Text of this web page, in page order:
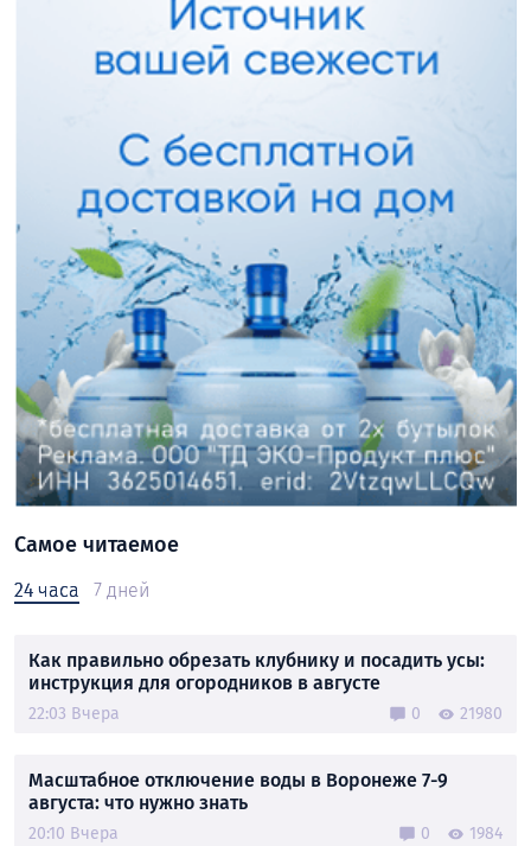
Самое читаемое
24 часа 7 дней
Как правильно обрезать клубнику и посадить усы:
инструкция для огородников в августе
22:03 Вчера 0 21980
Масштабное отключение воды в Воронеже 7-9
августа: что нужно знать
20:10 Вчера 0 1984